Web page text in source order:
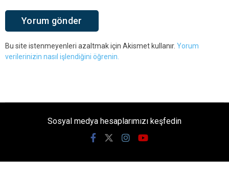
Bu site istenmeyenleri azaltmak için Akismet kullanır. Yorum
verilerinizin nasıl işlendiğini öğrenin.
Sosyal medya hesaplarımızı keşfedin